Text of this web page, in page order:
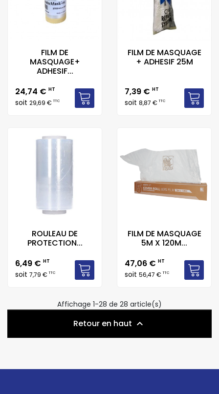
FILM DE
MASQUAGE+
ADHESIF...
Prix
24,74 € HT
soit 29,69 €TTC
FILM DE MASQUAGE
+ ADHESIF 25M
Prix
7,39 € HT
soit 8,87 €TTC
ROULEAU DE
PROTECTION...
Prix
6,49 € HT
soit 7,79 €TTC
FILM DE MASQUAGE
5M X 120M...
Prix
47,06 € HT
soit 56,47 €TTC
Affichage 1-28 de 28 article(s)
Retour en haut 